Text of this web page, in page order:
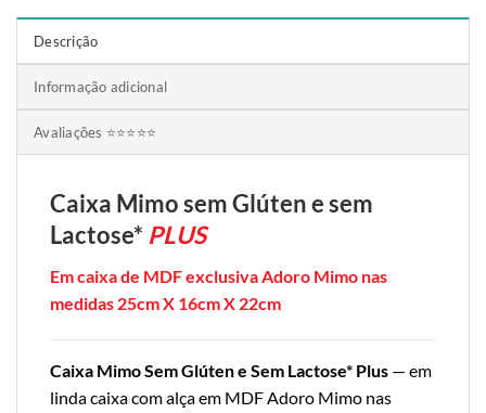
Descrição
Informação adicional
Avaliações ⭐⭐⭐⭐⭐
Caixa Mimosem Glúten e sem
Lactose* PLUS
Em caixa de MDF exclusiva Adoro Mimo nas
medidas 25cm X 16cm X 22cm
Caixa Mimo Sem Glúten e Sem Lactose* Plus — em
linda caixa com alça em MDF Adoro Mimo nas